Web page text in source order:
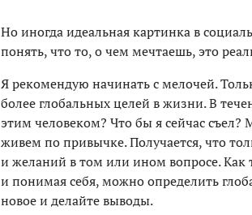
Но иногда идеальная картинка в
понять, что то, о чем мечтаешь, это
Я рекомендую начинать с мелочей.
более глобальных целей в жизни. В
этим человеком? Что бы я сейчас
живем по привычке. Получается, что
и желаний в том или ином вопросе. Как
и понимая себя, можно определить
новое и делайте выводы.